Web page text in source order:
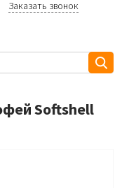
Заказать звонок
Softshell